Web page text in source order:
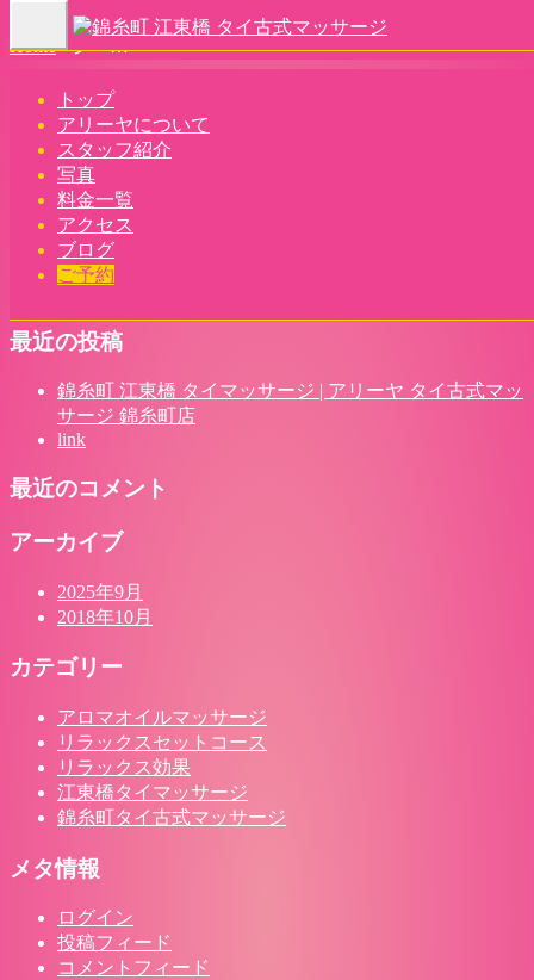
Toggle
navigation
トップ
アリーヤについて
スタッフ紹介
写真
料金一覧
アクセス
ブログ
ご予約
Home-ジー…
ジーナ(Jina)アリーヤ タイ古式マッサージ 錦糸町店 | 錦糸町
江東橋 タイマッサージ
最近の投稿
錦糸町 江東橋 タイマッサージ | アリーヤ タイ古式マッ
サージ 錦糸町店
link
最近のコメント
アーカイブ
2025年9月
2018年10月
カテゴリー
アロマオイルマッサージ
リラックスセットコース
リラックス効果
江東橋タイマッサージ
錦糸町タイ古式マッサージ
メタ情報
ログイン
投稿フィード
コメントフィード